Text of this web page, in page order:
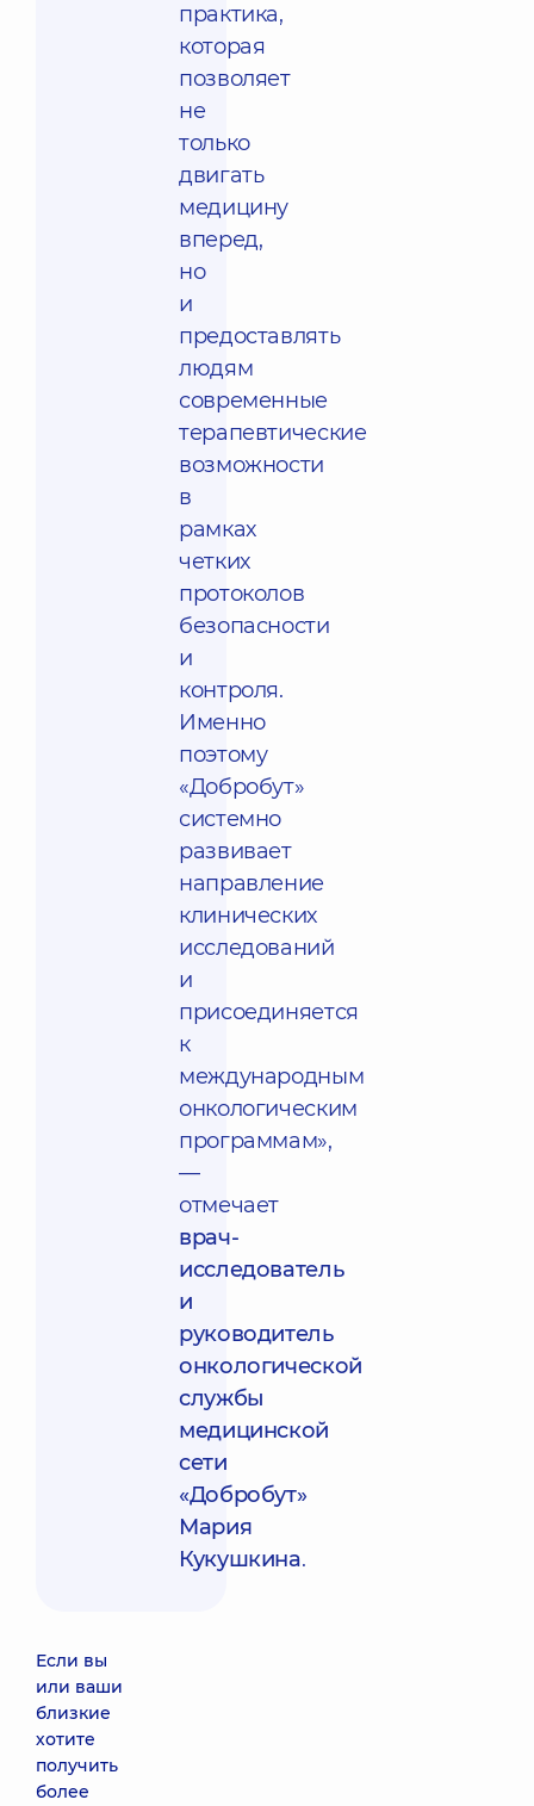
практика,
которая
позволяет
не
только
двигать
медицину
вперед,
но
и
предоставлять
людям
современные
терапевтические
возможности
в
рамках
четких
протоколов
безопасности
и
контроля.
Именно
поэтому
«Добробут»
системно
развивает
направление
клинических
исследований
и
присоединяется
к
международным
онкологическим
программам»,
—
отмечает
врач-
исследователь
и
руководитель
онкологической
службы
медицинской
сети
«Добробут»
Мария
Кукушкина.
Если вы
или ваши
близкие
хотите
получить
более